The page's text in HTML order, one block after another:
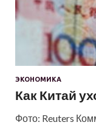
ЭКОНОМИКА
Как Китай
Фото: Reuters